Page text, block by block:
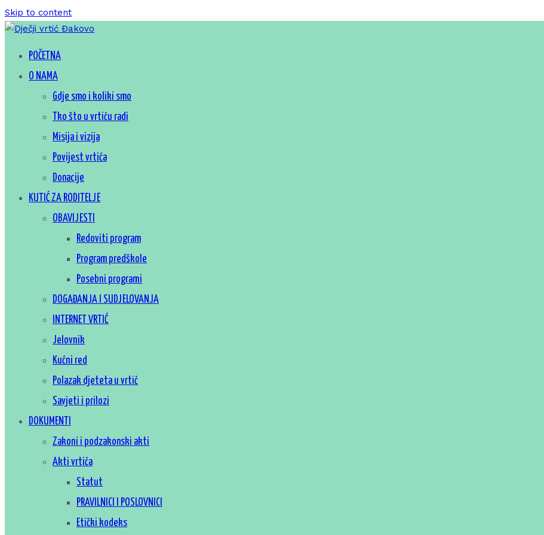
Skip to content
Dječji vrtić Đakovo
Za sretno djetinjstvo
POČETNA
O NAMA
Gdje smo i koliki smo
Tko što u vrtiću radi
Misija i vizija
Povijest vrtića
Donacije
KUTIĆ ZA RODITELJE
OBAVIJESTI
Redoviti program
Program predškole
Posebni programi
DOGAĐANJA I SUDJELOVANJA
INTERNET VRTIĆ
Jelovnik
Kućni red
Polazak djeteta u vrtić
Savjeti i prilozi
DOKUMENTI
Zakoni i podzakonski akti
Akti vrtića
Statut
PRAVILNICI I POSLOVNICI
Etički kodeks